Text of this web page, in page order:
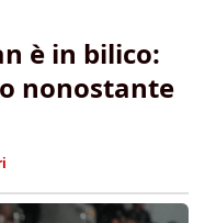
è in bilico:
nonostante